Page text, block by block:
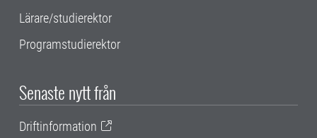
Lärare/studierektor
Programstudierektor
Senaste nytt från
Driftinformation